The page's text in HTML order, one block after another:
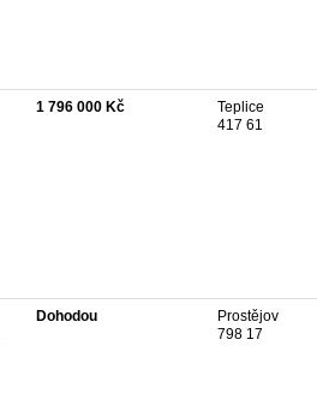
1 796 000 Kč
Teplice
417 61
Dohodou
Prostějov
798 17